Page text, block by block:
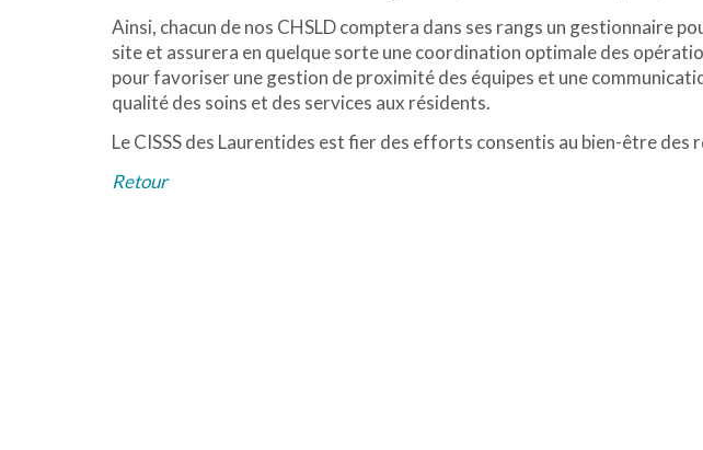
Ainsi, chacun de nos CHSLD comptera dans ses rangs un gestionnaire
site et assurera en quelque sorte une coordination optimale des
pour favoriser une gestion de proximité des équipes et une
qualité des soins et des services aux résidents.
Le CISSS des Laurentides est fier des efforts consentis au bien-être des
Retour